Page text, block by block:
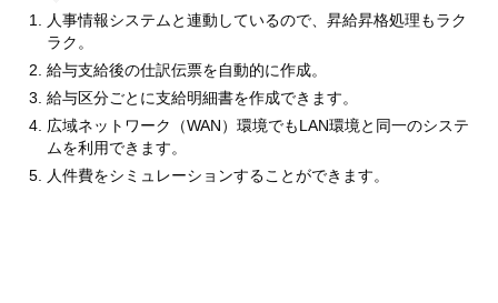
人事情報システムと連動しているので、昇給昇格処理もラク
ラク。
給与支給後の仕訳伝票を自動的に作成。
給与区分ごとに支給明細書を作成できます。
広域ネットワーク（WAN）環境でもLAN環境と同一のシステ
ムを利用できます。
人件費をシミュレーションすることができます。